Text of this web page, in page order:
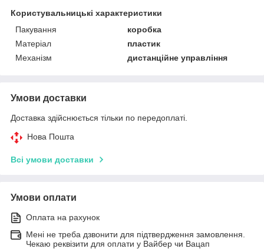
Користувальницькі характеристики
Пакування
коробка
Матеріал
пластик
Механізм
дистанційне управління
Умови доставки
Доставка здійснюється тільки по передоплаті.
Нова Пошта
Всі умови доставки
Умови оплати
Оплата на рахунок
Мені не треба дзвонити для підтвердження замовлення.
Чекаю реквізити для оплати у Вайбер чи Вацап